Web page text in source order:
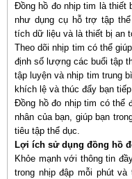
Đồng hồ đo nhịp tim là thiết
như dụng cụ hỗ trợ tập
tích dữ liệu và là thiết bị an
Theo dõi nhịp tim có thể
định số lượng các buổi tập
tập luyện và nhịp tim trung
khích lệ và thúc đẩy bạn
Đồng hồ đo nhịp tim có thể
nhân của bạn, giúp bạn
tiêu tập thể dục.
Lợi ích sử dụng đồng hồ
Khỏe mạnh với thông tin
trong nhịp đập mỗi phút